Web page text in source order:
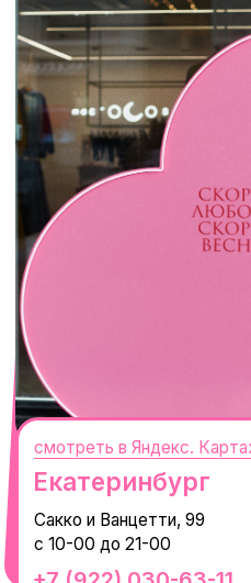
Сочи
Село Эстосадок, ТРЦ Горки Молл,
Горная Карусель, 3
+7 (919) 374-04-04
с 10-00 до 22-00
смотреть в Яндекс. Картах